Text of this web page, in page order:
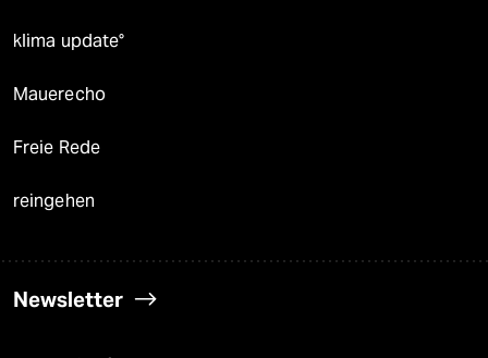
klima update°
Mauerecho
Freie Rede
reingehen
Newsletter